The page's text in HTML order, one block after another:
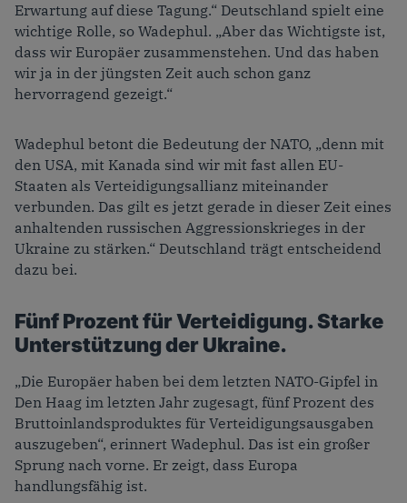
Erwartung auf diese Tagung.“ Deutschland spielt eine
wichtige Rolle, so Wadephul. „Aber das Wichtigste ist,
dass wir Europäer zusammenstehen. Und das haben
wir ja in der jüngsten Zeit auch schon ganz
hervorragend gezeigt.“
Wadephul betont die Bedeutung der NATO, „denn mit
den USA, mit Kanada sind wir mit fast allen EU-
Staaten als Verteidigungsallianz miteinander
verbunden. Das gilt es jetzt gerade in dieser Zeit eines
anhaltenden russischen Aggressionskrieges in der
Ukraine zu stärken.“ Deutschland trägt entscheidend
dazu bei.
Fünf Prozent für Verteidigung. Starke
Unterstützung der Ukraine.
„Die Europäer haben bei dem letzten NATO-Gipfel in
Den Haag im letzten Jahr zugesagt, fünf Prozent des
Bruttoinlandsproduktes für Verteidigungsausgaben
auszugeben“, erinnert Wadephul. Das ist ein großer
Sprung nach vorne. Er zeigt, dass Europa
handlungsfähig ist.